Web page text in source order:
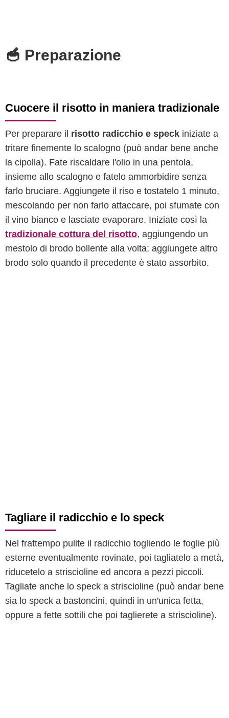
🥣 Preparazione
Cuocere il risotto in maniera tradizionale
Per preparare il risotto radicchio e speck iniziate a
tritare finemente lo scalogno (può andar bene anche
la cipolla). Fate riscaldare l'olio in una pentola,
insieme allo scalogno e fatelo ammorbidire senza
farlo bruciare. Aggiungete il riso e tostatelo 1 minuto,
mescolando per non farlo attaccare, poi sfumate con
il vino bianco e lasciate evaporare. Iniziate così la
tradizionale cottura del risotto, aggiungendo un
mestolo di brodo bollente alla volta; aggiungete altro
brodo solo quando il precedente è stato assorbito.
Tagliare il radicchio e lo speck
Nel frattempo pulite il radicchio togliendo le foglie più
esterne eventualmente rovinate, poi tagliatelo a metà,
riducetelo a striscioline ed ancora a pezzi piccoli.
Tagliate anche lo speck a striscioline (può andar bene
sia lo speck a bastoncini, quindi in un'unica fetta,
oppure a fette sottili che poi taglierete a striscioline).